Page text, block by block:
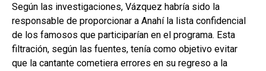
Según las investigaciones, Vázquez habría sido la
responsable de proporcionar a Anahí la lista confidencial
de los famosos que participarían en el programa. Esta
filtración, según las fuentes, tenía como objetivo evitar
que la cantante cometiera errores en su regreso a la